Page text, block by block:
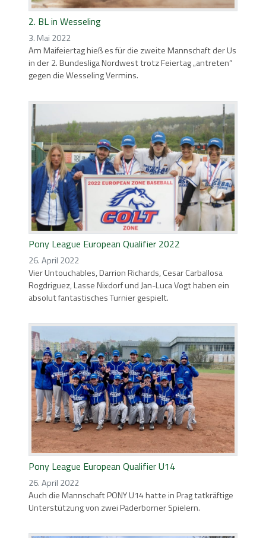
2. BL in Wesseling
3. Mai 2022
Am Maifeiertag hieß es für die zweite Mannschaft der Us
in der 2. Bundesliga Nordwest trotz Feiertag „antreten“
gegen die Wesseling Vermins.
Pony League European Qualifier 2022
26. April 2022
Vier Untouchables, Darrion Richards, Cesar Carballosa
Rogdriguez, Lasse Nixdorf und Jan-Luca Vogt haben ein
absolut fantastisches Turnier gespielt.
Pony League European Qualifier U14
26. April 2022
Auch die Mannschaft PONY U14 hatte in Prag tatkräftige
Unterstützung von zwei Paderborner Spielern.